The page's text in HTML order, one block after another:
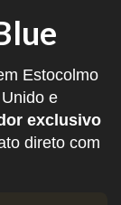
Estocolmo
e
exclusivo
direto com